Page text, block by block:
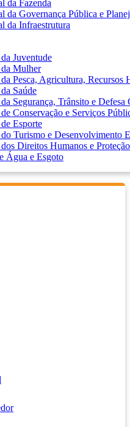
da Fazenda
da Governança Pública e
da Infraestrutura
Juventude
Mulher
Pesca, Agricultura, Recursos
Saúde
Segurança, Trânsito e Defesa
Conservação e Serviços
Esporte
Turismo e Desenvolvimento
Direitos Humanos e
Água e Esgoto